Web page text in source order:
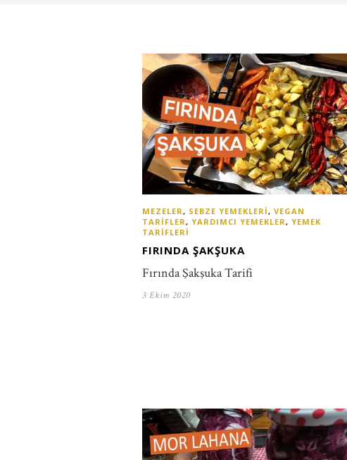
MEZELER, SEBZE YEMEKLERI, VEGAN
TARIFLER, YARDIMCI YEMEKLER, YEMEK
TARIFLERI
FIRINDA ŞAKŞUKA
Fırında Şakşuka Tarifi
3 Ekim 2020